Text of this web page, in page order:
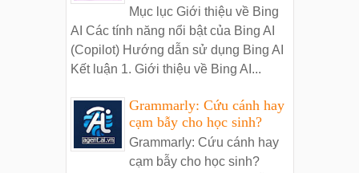
Mục lục Giới thiệu về Bing
AI Các tính năng nổi bật của Bing AI
(Copilot) Hướng dẫn sử dụng Bing AI
Kết luận 1. Giới thiệu về Bing AI...
Grammarly: Cứu cánh hay
cạm bẫy cho học sinh?
Grammarly: Cứu cánh hay
cạm bẫy cho học sinh?